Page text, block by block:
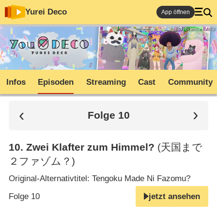
Yurei Deco App öffnen
Bild: Science SARU
Infos Episoden Streaming Cast Community
Folge 10
10. Zwei Klafter zum Himmel? (天国まで
２ファゾム？)
Original-Alternativtitel: Tengoku Made Ni Fazomu?
Folge 10
jetzt ansehen